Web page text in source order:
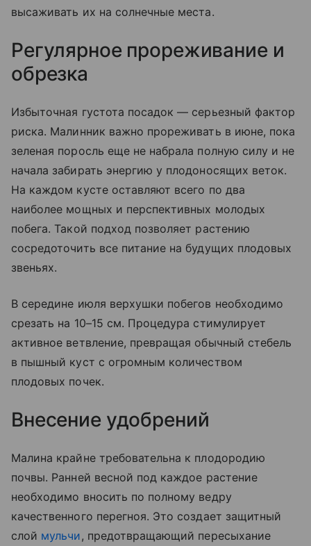
высаживать их на солнечные места.
Регулярное прореживание и
обрезка
Избыточная густота посадок — серьезный фактор
риска. Малинник важно прореживать в июне, пока
зеленая поросль еще не набрала полную силу и не
начала забирать энергию у плодоносящих веток.
На каждом кусте оставляют всего по два
наиболее мощных и перспективных молодых
побега. Такой подход позволяет растению
сосредоточить все питание на будущих плодовых
звеньях.
В середине июля верхушки побегов необходимо
срезать на 10–15 см. Процедура стимулирует
активное ветвление, превращая обычный стебель
в пышный куст с огромным количеством
плодовых почек.
Внесение удобрений
Малина крайне требовательна к плодородию
почвы. Ранней весной под каждое растение
необходимо вносить по полному ведру
качественного перегноя. Это создает защитный
слой мульчи , предотвращающий пересыхание